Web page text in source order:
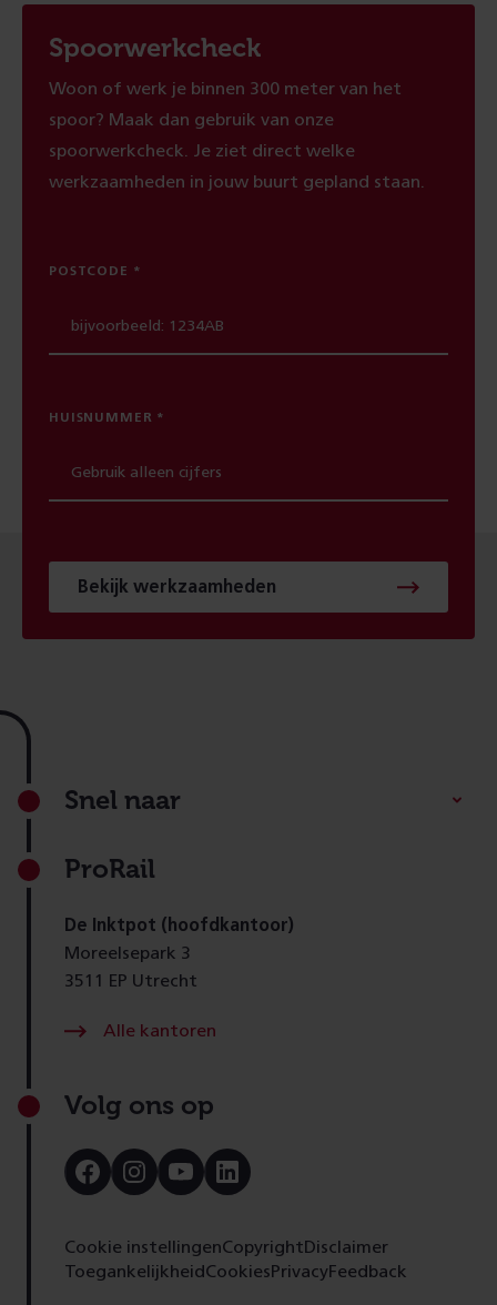
Spoorwerkcheck
Woon of werk je binnen 300 meter van het
spoor? Maak dan gebruik van onze
spoorwerkcheck. Je ziet direct welke
werkzaamheden in jouw buurt gepland staan.
POSTCODE
HUISNUMMER
Bekijk werkzaamheden
Footer
Snel naar
ProRail
De Inktpot (hoofdkantoor)
Moreelsepark 3
3511 EP Utrecht
Alle kantoren
Volg ons op
Bezoek
onze
Bezoek
onze
Bezoek
onze
Bezoek
onze
Cookie instellingenCopyright Disclaimer
Toegankelijkheid Cookies PrivacyFeedback